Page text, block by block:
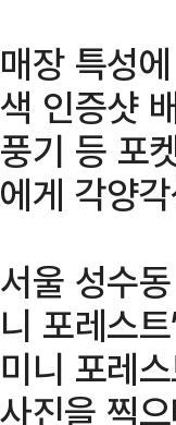
매장 특성
색 인증샷
풍기 등 포
에게 각양
서울 성수
니 포레스
미니 포레
사진을 찍